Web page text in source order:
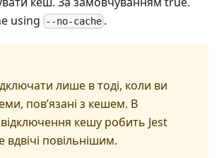
using
--no-cache .
лише в тоді, коли ви
пов’язані з кешем. В
кешу робить Jest
повільнішим.